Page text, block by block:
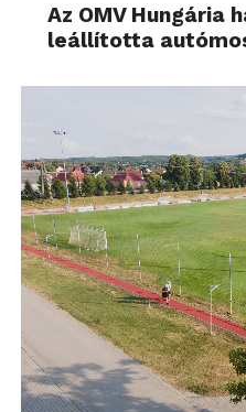
Az OMV Hungária
leállította